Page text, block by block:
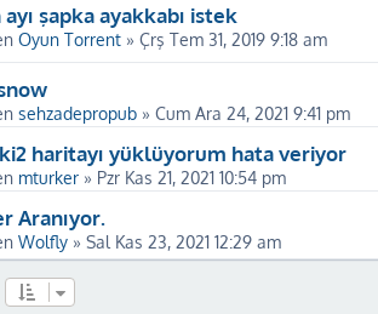
şapka ayakkabı istek
Oyun Torrent» Çrş Tem 31, 2019 9:18 am
sehzadepropub» Cum Ara 24, 2021 9:41 pm
haritayı yüklüyorum hata veriyor
mturker» Pzr Kas 21, 2021 10:54 pm
Aranıyor.
Wolfly» Sal Kas 23, 2021 12:29 am